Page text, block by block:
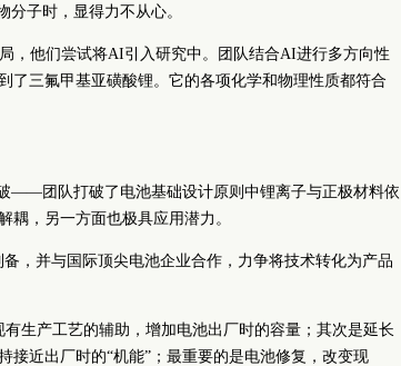
分子时，显得力不从心。
，他们尝试将AI引入研究中。团队结合AI进行多方向性
了三氟甲基亚磺酸锂。它的各项化学和物理性质都符合
——团队打破了电池基础设计原则中锂离子与正极材料依
耦，另一方面也极具应用潜力。
，并与国际顶尖电池企业合作，力争将技术转化为产品
生产工艺的辅助，增加电池出厂时的容量；其次是延长
接近出厂时的“机能”；最重要的是电池修复，改变现